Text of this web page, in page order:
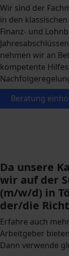
Wir sind der
in den
Finanz- und
nehmen wir an
kompetente
Beratung
Da unsere
wir auf der
(m/w/d) in
der/die
Erfahre auch
Arbeitgeber
Dann verwende